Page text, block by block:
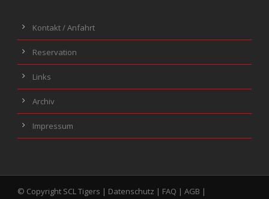
Kontakt / Anfahrt
Reservation
Links
Archiv
Impressum
© Copyright SCL Tigers | Datenschutz | FAQ | AGB |